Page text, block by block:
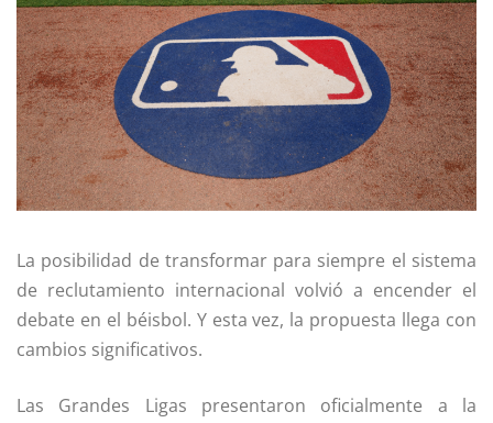
La posibilidad de transformar para siempre el sistema
de reclutamiento internacional volvió a encender el
debate en el béisbol. Y esta vez, la propuesta llega con
cambios significativos.
Las Grandes Ligas presentaron oficialmente a la